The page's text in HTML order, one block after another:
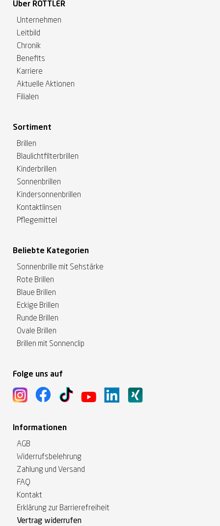
Über ROTTLER
Unternehmen
Leitbild
Chronik
Benefits
Karriere
Aktuelle Aktionen
Filialen
Sortiment
Brillen
Blaulichtfilterbrillen
Kinderbrillen
Sonnenbrillen
Kindersonnenbrillen
Kontaktlinsen
Pflegemittel
Beliebte Kategorien
Sonnenbrille mit Sehstärke
Rote Brillen
Blaue Brillen
Eckige Brillen
Runde Brillen
Ovale Brillen
Brillen mit Sonnenclip
Folge uns auf
Informationen
AGB
Widerrufsbelehrung
Zahlung und Versand
FAQ
Kontakt
Erklärung zur Barrierefreiheit
Vertrag widerrufen